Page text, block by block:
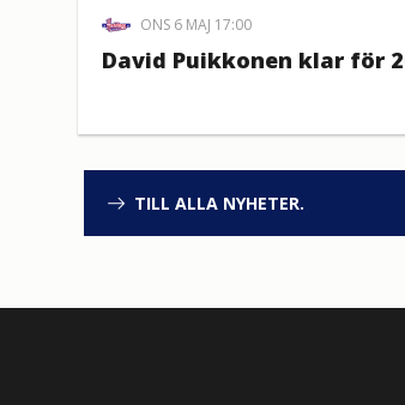
ONS 6 MAJ 17:00
David Puikkonen klar för
TILL ALLA NYHETER.